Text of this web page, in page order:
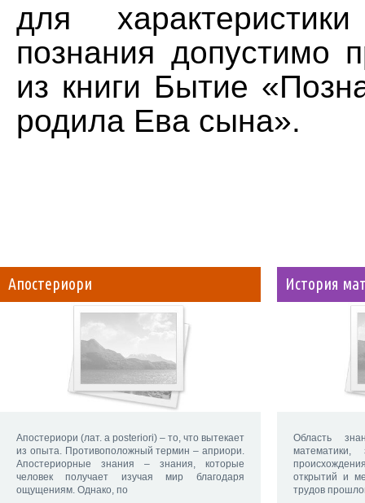
для
познания допустимо
из книги Бытие
родила Ева сына».
Апостериори
Апостериори (лат. a posteriori) – то, что вытекает
из опыта. Противоположный термин – априори.
Апостериорные знания – знания, которые
человек получает изучая мир благодаря
ощущениям. Однако, по
История
Область
математики,
открытий и
трудов